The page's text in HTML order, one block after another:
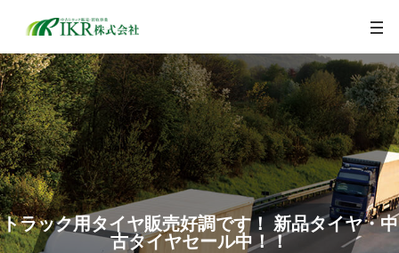
トラック用タイヤ販売好調です！ 新品タイヤ・中
古タイヤセール中！！